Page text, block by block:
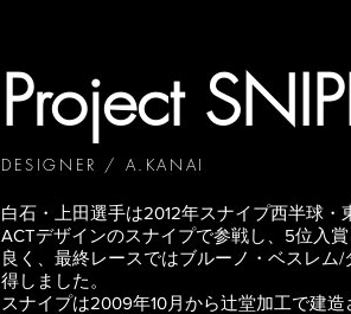
Project
DESIGNER / A.KANAI
白石・上田選手は2012年スナイプ西半球
ACTデザインのスナイプで参戦し、5位入
良く、最終レースではブルーノ・ベスレム
得しました。
スナイプは2009年10月から辻堂加工で建